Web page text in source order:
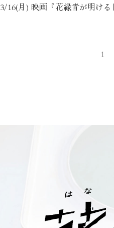
3/16(月) 映画『花緑青が明け
1